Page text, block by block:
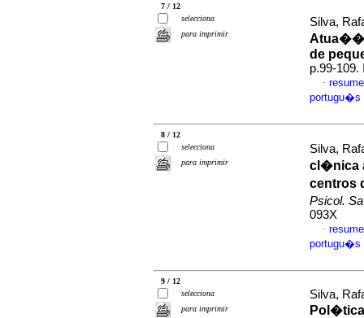
7 / 12
selecciona
para imprimir
Silva,
de
p.99-109.
·
portugu�s
8 / 12
selecciona
para imprimir
Silva,
cl�nica
centros
Psicol.
093X
·
portugu�s
9 / 12
selecciona
para imprimir
Silva,